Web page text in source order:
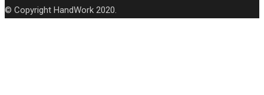
© Copyright HandWork 2020.